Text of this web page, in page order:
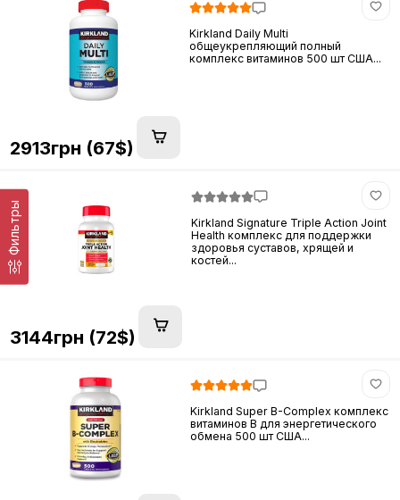
Фильтры
Kirkland Daily Multi
общеукрепляющий полный
комплекс витаминов 500 шт США...
2913грн (67$)
Kirkland Signature Triple Action Joint
Health комплекс для поддержки
здоровья суставов, хрящей и
костей...
3144грн (72$)
Kirkland Super B-Complex комплекс
витаминов B для энергетического
обмена 500 шт США...